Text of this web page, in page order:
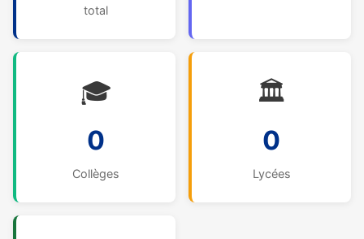
total
🎓
0
Collèges
🏛️
0
Lycées